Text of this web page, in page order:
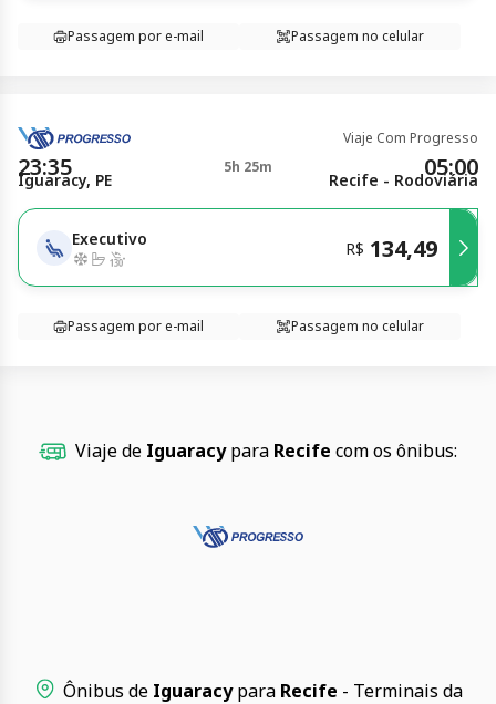
Passagem por e-mail Passagem no celular
Viaje Com Progresso
23:35 5h 25m 05:00
Iguaracy, PE Recife - Rodoviária
Executivo R$ 134,49
Passagem por e-mail Passagem no celular
Viaje de Iguaracypara Recife com os ônibus:
Ônibus de Iguaracypara Recife - Terminais da